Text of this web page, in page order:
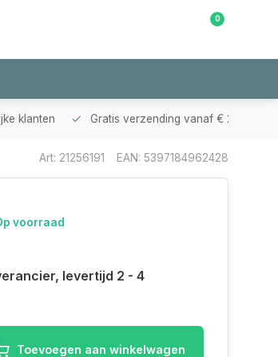
0
klanten Gratis verzending vanaf € 200,-
Art: 21256191 EAN: 5397184962428
voorraad
levertijd 2 - 4
Toevoegen aan winkelwagen